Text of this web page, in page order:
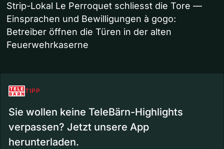
Strip-Lokal Le Perroquet schliesst die Tore —
Einsprachen und Bewilligungen à gogo:
Betreiber öffnen die Türen in der alten
Feuerwehrkaserne
TIPP
Sie wollen keine TeleBärn-Highlights
verpassen? Jetzt unsere App
herunterladen.